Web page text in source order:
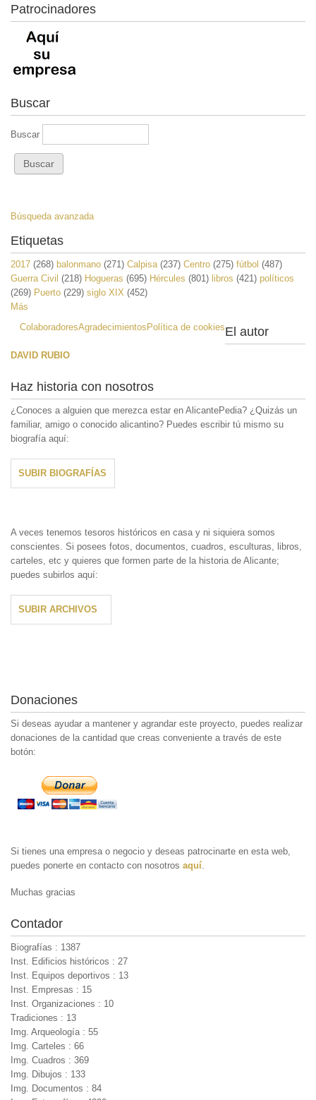
Patrocinadores
Buscar
Buscar
Búsqueda avanzada
Etiquetas
2017 (268) balonmano (271) Calpisa(237) Centro (275) fútbol (487)
Guerra Civil (218) Hogueras (695) Hércules (801) libros (421) políticos
(269) Puerto (229) siglo XIX (452)
Más
ColaboradoresAgradecimientosPolítica de cookiesEl autor
DAVID RUBIO
Haz historia con nosotros
¿Conoces a alguien que merezca estar en AlicantePedia? ¿Quizás un
familiar, amigo o conocido alicantino? Puedes escribir tú mismo su
biografía aquí:
SUBIR BIOGRAFÍAS
A veces tenemos tesoros históricos en casa y ni siquiera somos
conscientes. Si posees fotos, documentos, cuadros, esculturas, libros,
carteles, etc y quieres que formen parte de la historia de Alicante;
puedes subirlos aquí:
SUBIR ARCHIVOS
Donaciones
Si deseas ayudar a mantener y agrandar este proyecto, puedes realizar
donaciones de la cantidad que creas conveniente a través de este
botón:
Si tienes una empresa o negocio y deseas patrocinarte en esta web,
puedes ponerte en contacto con nosotros aquí
Muchas gracias
Contador
Biografías : 1387
Inst. Edificios históricos : 27
Inst. Equipos deportivos : 13
Inst. Empresas : 15
Inst. Organizaciones : 10
Tradiciones : 13
Img. Arqueología : 55
Img. Carteles : 66
Img. Cuadros : 369
Img. Dibujos : 133
Img. Documentos : 84